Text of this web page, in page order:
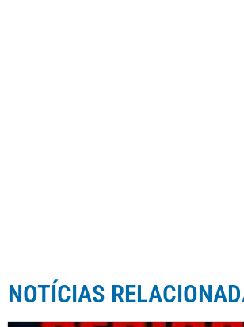
NOTÍCIAS